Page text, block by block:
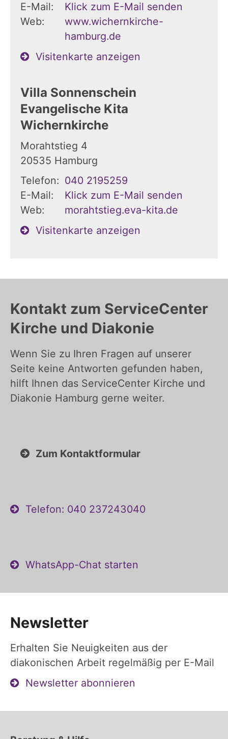
E-Mail:
Klick zum E-Mail senden
Web:
www.wichernkirche-
hamburg.de
Visitenkarte anzeigen
Villa Sonnenschein
Evangelische Kita
Wichernkirche
Morahtstieg 4
20535 Hamburg
Telefon: 040 2195259
E-Mail:
Klick zum E-Mail senden
Web:
morahtstieg.eva-kita.de
Visitenkarte anzeigen
Kontakt zum ServiceCenter
Kirche und Diakonie
Wenn Sie zu Ihren Fragen auf unserer
Seite keine Antworten gefunden haben,
hilft Ihnen das ServiceCenter Kirche und
Diakonie Hamburg gerne weiter.
Zum Kontaktformular
Telefon: 040 237243040
WhatsApp-Chat starten
Newsletter
Erhalten Sie Neuigkeiten aus der
diakonischen Arbeit regelmäßig per E-Mail
Newsletter abonnieren